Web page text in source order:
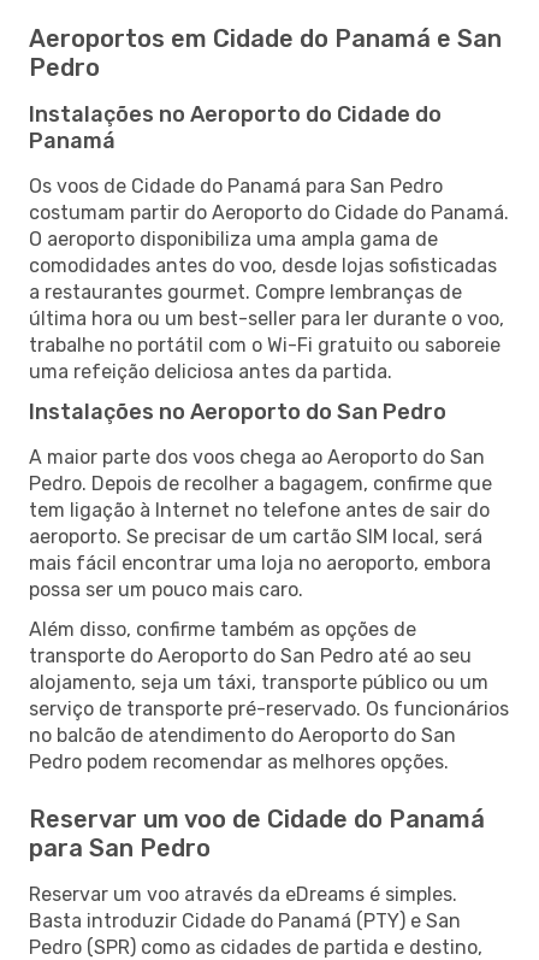
Aeroportos em Cidade do Panamá e San
Pedro
Instalações no Aeroporto do Cidade do
Panamá
Os voos de Cidade do Panamá para San Pedro
costumam partir do Aeroporto do Cidade do Panamá.
O aeroporto disponibiliza uma ampla gama de
comodidades antes do voo, desde lojas sofisticadas
a restaurantes gourmet. Compre lembranças de
última hora ou um best-seller para ler durante o voo,
trabalhe no portátil com o Wi-Fi gratuito ou saboreie
uma refeição deliciosa antes da partida.
Instalações no Aeroporto do San Pedro
A maior parte dos voos chega ao Aeroporto do San
Pedro. Depois de recolher a bagagem, confirme que
tem ligação à Internet no telefone antes de sair do
aeroporto. Se precisar de um cartão SIM local, será
mais fácil encontrar uma loja no aeroporto, embora
possa ser um pouco mais caro.
Além disso, confirme também as opções de
transporte do Aeroporto do San Pedro até ao seu
alojamento, seja um táxi, transporte público ou um
serviço de transporte pré-reservado. Os funcionários
no balcão de atendimento do Aeroporto do San
Pedro podem recomendar as melhores opções.
Reservar um voo de Cidade do Panamá
para San Pedro
Reservar um voo através da eDreams é simples.
Basta introduzir Cidade do Panamá (PTY) e San
Pedro (SPR) como as cidades de partida e destino,